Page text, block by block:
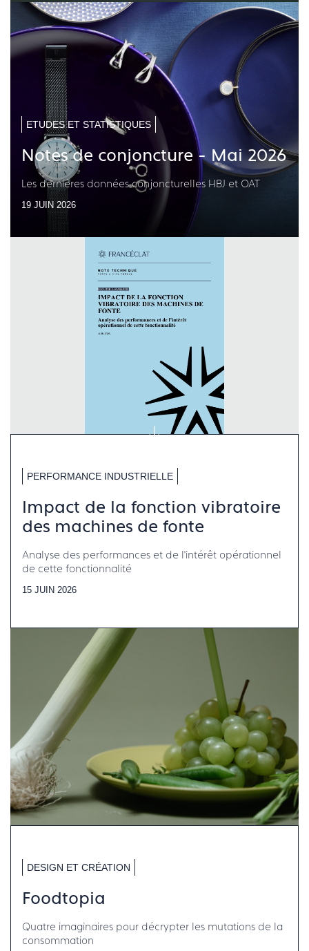
ETUDES ET STATISTIQUES
Notes de conjoncture - Mai 2026
Les dernières données conjoncturelles HBJ et OAT
19 JUIN 2026
PERFORMANCE INDUSTRIELLE
Impact de la fonction vibratoire
des machines de fonte
Analyse des performances et de l’intérêt opérationnel
de cette fonctionnalité
15 JUIN 2026
DESIGN ET CRÉATION
Foodtopia
Quatre imaginaires pour décrypter les mutations de la
consommation